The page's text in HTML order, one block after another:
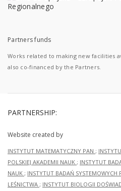
Partners funds
Works related to making new facilities
also co-financed by the Partners.
PARTNERSHIP:
Website created by
INSTYTUT MATEMATYCZNY PAN ;
POLSKIEJ AKADEMII NAUK ; INSTYTUT
NAUK ; INSTYTUT BADAŃ SYSTEMOWYCH
LEŚNICTWA ; INSTYTUT BIOLOGII